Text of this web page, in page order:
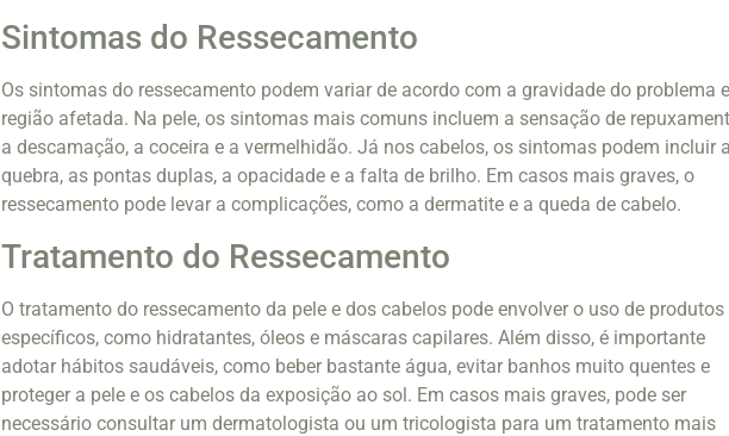
Sintomas do Ressecamento
Os sintomas do ressecamento podem variar de acordo com a gravidade do problema
região afetada. Na pele, os sintomas mais comuns incluem a sensação de
a descamação, a coceira e a vermelhidão. Já nos cabelos, os sintomas podem incluir a
quebra, as pontas duplas, a opacidade e a falta de brilho. Em casos mais graves, o
ressecamento pode levar a complicações, como a dermatite e a queda de cabelo.
Tratamento do Ressecamento
O tratamento do ressecamento da pele e dos cabelos pode envolver o uso de produtos
específicos, como hidratantes, óleos e máscaras capilares. Além disso, é importante
adotar hábitos saudáveis, como beber bastante água, evitar banhos muito quentes e
proteger a pele e os cabelos da exposição ao sol. Em casos mais graves, pode ser
necessário consultar um dermatologista ou um tricologista para um tratamento mais